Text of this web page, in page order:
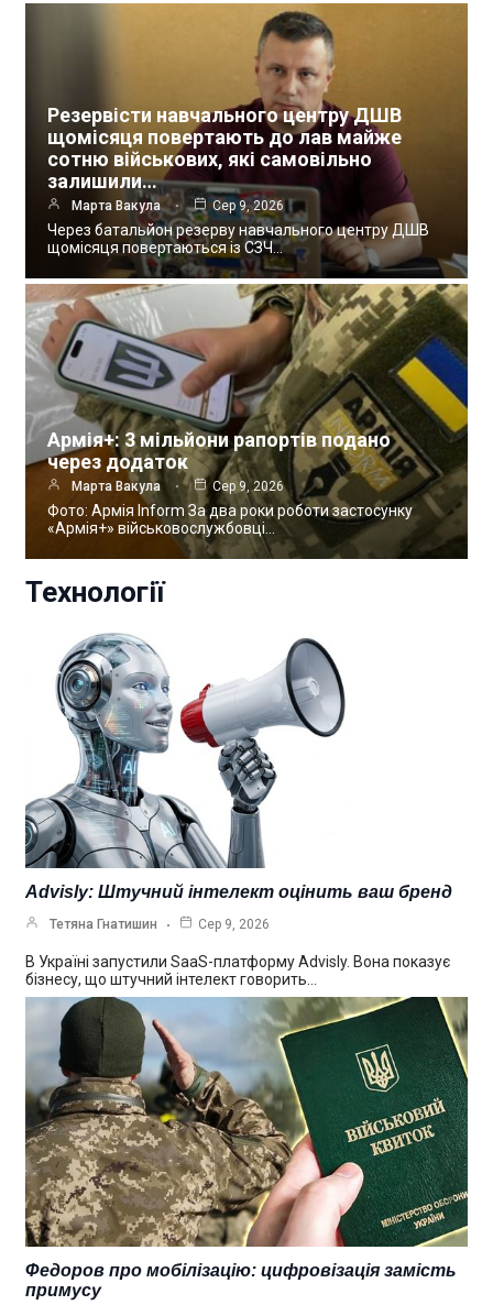
Резервісти навчального центру ДШВ
щомісяця повертають до лав майже
сотню військових, які самовільно
залишили…
Марта Вакула Сер 9, 2026
Через батальйон резерву навчального центру ДШВ
щомісяця повертаються із СЗЧ…
Армія+: 3 мільйони рапортів подано
через додаток
Марта Вакула Сер 9, 2026
Фото: Армія Inform За два роки роботи застосунку
«Армія+» військовослужбовці…
Технології
Advisly: Штучний інтелект оцінить ваш бренд
Тетяна Гнатишин Сер 9, 2026
В Україні запустили SaaS-платформу Advisly. Вона показує
бізнесу, що штучний інтелект говорить…
Федоров про мобілізацію: цифровізація замість
примусу